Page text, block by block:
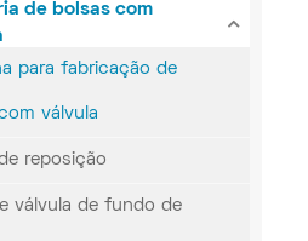
de bolsas com
para fabricação de
válvula
reposição
válvula de fundo de